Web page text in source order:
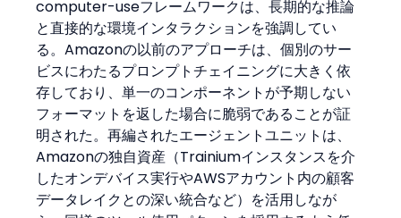
computer-useフレームワークは、長期的な推論
と直接的な環境インタラクションを強調してい
る。Amazonの以前のアプローチは、個別のサー
ビスにわたるプロンプトチェイニングに大きく依
存しており、単一のコンポーネントが予期しない
フォーマットを返した場合に脆弱であることが証
明された。再編されたエージェントユニットは、
Amazonの独自資産（Trainiumインスタンスを介
したオンデバイス実行やAWSアカウント内の顧客
データレイクとの深い統合など）を活用しなが